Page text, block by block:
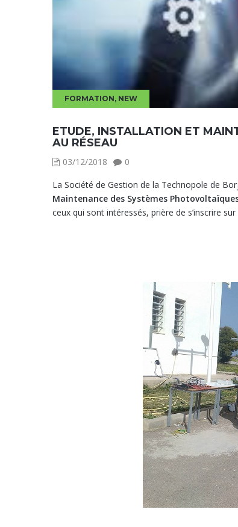
FORMATION, NEW
ETUDE, INSTALLATION ET
AU RÉSEAU
03/12/2018
0
La Société de Gestion de la Technopole de
Maintenance des Systèmes
ceux qui sont intéressés, prière de s’inscrire